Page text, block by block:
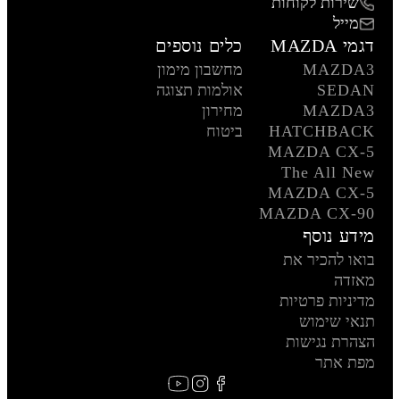
מייל
דגמי MAZDA
MAZDA3
SEDAN
MAZDA3
HATCHBACK
MAZDA CX-5
The All New
MAZDA CX-5
MAZDA CX-90
כלים נוספים
מחשבון מימון
אולמות תצוגה
מחירון
ביטוח
מידע נוסף
בואו להכיר את
מאזדה
מדיניות פרטיות
תנאי שימוש
הצהרת נגישות
מפת אתר